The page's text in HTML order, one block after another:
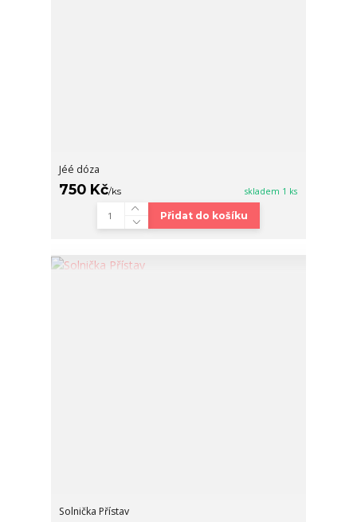
Jéé dóza
750 Kč/ks skladem 1 ks
Přidat do košíku
Solnička Přístav